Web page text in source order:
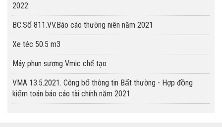
2022
BC.Số 811.VV.Báo cáo thường niên năm 2021
Xe téc 50.5 m3
Máy phun sương Vmic chế tạo
VMA 13.5.2021. Công bố thông tin Bất thường - Hợp đồng
kiểm toán báo cáo tài chính năm 2021